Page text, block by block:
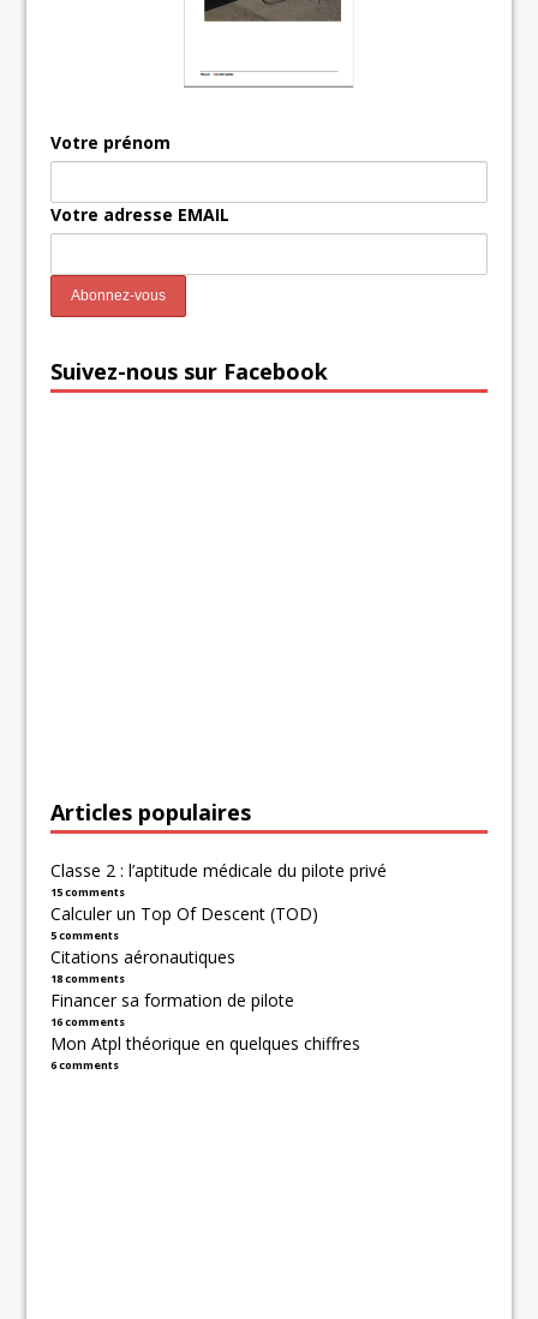
Votre prénom
Votre adresse EMAIL
Suivez-nous sur Facebook
Articles populaires
Classe 2 : l’aptitude médicale du pilote privé
15 comments
Calculer un Top Of Descent (TOD)
5 comments
Citations aéronautiques
18 comments
Financer sa formation de pilote
16 comments
Mon Atpl théorique en quelques chiffres
6 comments